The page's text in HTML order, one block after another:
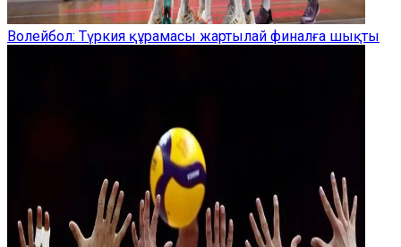
Волейбол: Түркия құрамасы жартылай финалға шықты